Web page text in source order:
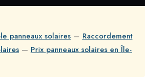
panneaux solaires — Raccordement
— Prix panneaux solaires en Île-